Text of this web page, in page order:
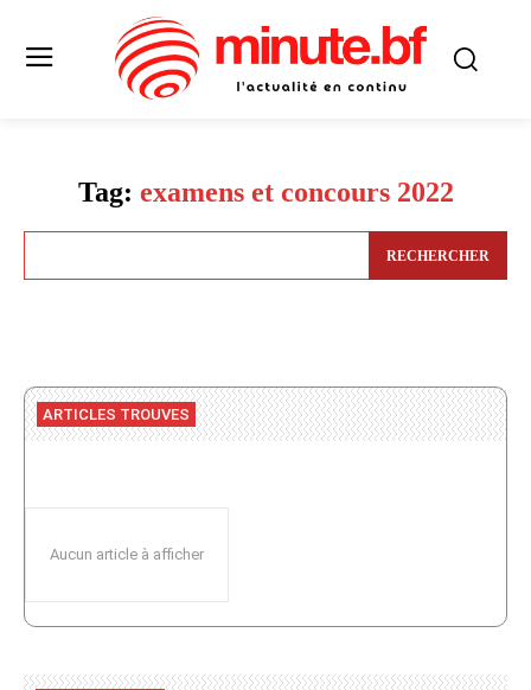
Tag: examens et concours 2022
RECHERCHER
ARTICLES TROUVES
Aucun article à afficher